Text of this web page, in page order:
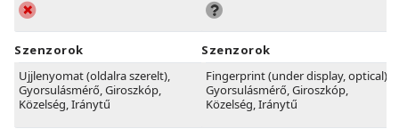
Szenzorok
Ujjlenyomat (oldalra szerelt),
Gyorsulásmérő, Giroszkóp,
Közelség, Iránytű
Szenzorok
Fingerprint (under display, optical),
Gyorsulásmérő, Giroszkóp,
Közelség, Iránytű